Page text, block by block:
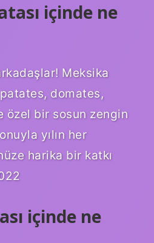
içinde ne
Meksika
domates,
özel bir sosun zengin
yılın her
harika bir katkı
içinde ne